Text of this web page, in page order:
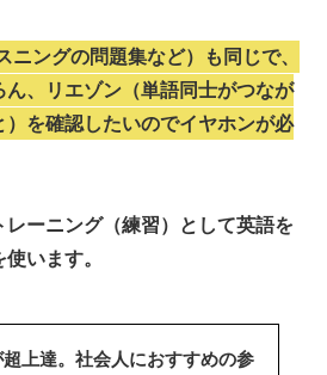
ニングの問題集など）も同じで、
、リエゾン（単語同士がつなが
）を確認したいのでイヤホンが必
レーニング（練習）として英語を
います。
上達。社会人におすすめの参